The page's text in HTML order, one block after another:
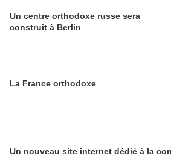
Un centre orthodoxe russe sera
construit à Berlin
La France orthodoxe
Un nouveau site internet dédié à la